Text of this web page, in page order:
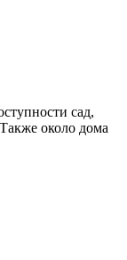
сад,
около дома